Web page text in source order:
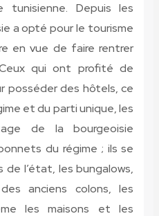
Depuis les
a opté pour le tourisme
en vue de faire rentrer
qui ont profité de
posséder des hôtels, ce
et du parti unique, les
de la bourgeoisie
du régime ; ils se
l’état, les bungalows,
anciens colons, les
les maisons et les